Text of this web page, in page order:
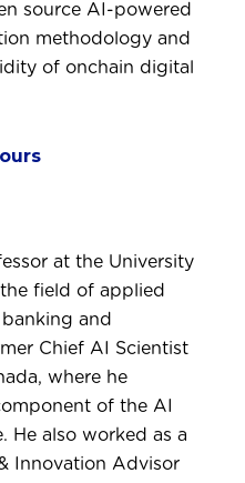
source AI-powered
methodology and
of onchain digital
at the University
field of applied
and
Chief AI Scientist
where he
of the AI
He also worked as a
Innovation Advisor